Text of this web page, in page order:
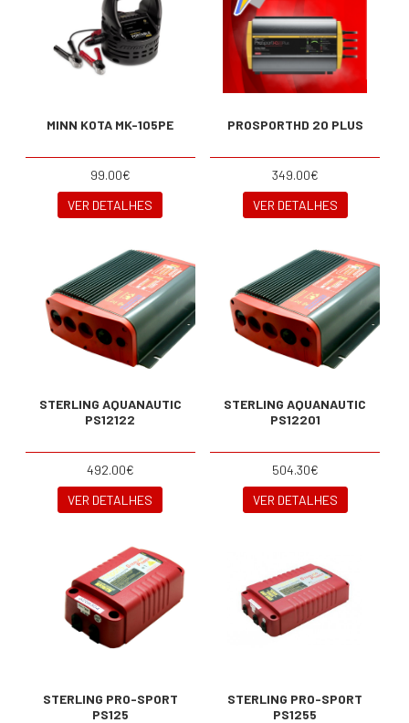
MINN KOTA MK-105PE
99.00€
VER DETALHES
PROSPORTHD 20 PLUS
349.00€
VER DETALHES
STERLING AQUANAUTIC
PS12122
492.00€
VER DETALHES
STERLING AQUANAUTIC
PS12201
504.30€
VER DETALHES
STERLING PRO-SPORT
PS125
STERLING PRO-SPORT
PS1255